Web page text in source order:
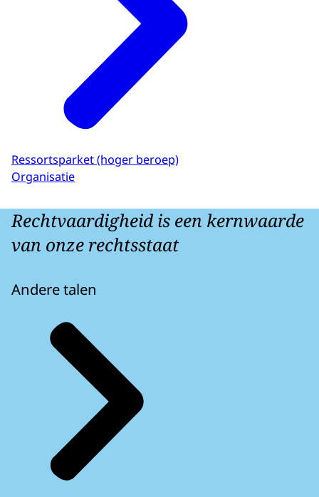
Ressortsparket (hoger beroep)
Organisatie
Rechtvaardigheid is een kernwaarde
van onze rechtsstaat
Andere talen